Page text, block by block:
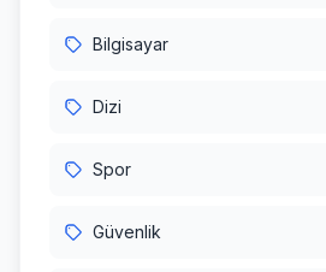
Bilgisayar
Dizi
Spor
Güvenlik